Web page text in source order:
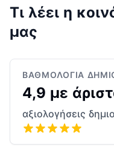
Τι λέει η
μας
ΒΑΘΜΟΛΟΓΊΑ
4,9 με
αξιολογήσεις